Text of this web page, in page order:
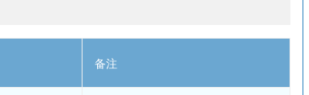
备注